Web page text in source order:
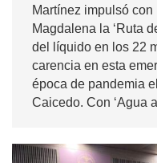
Martínez impulsó con
Magdalena la ‘Ruta
del líquido en los 22
carencia en esta
época de pandemia
Caicedo. Con ‘Agua